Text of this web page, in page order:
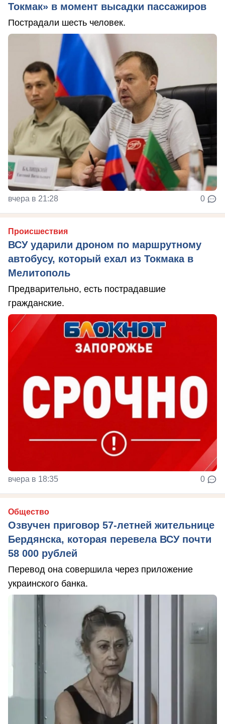
Токмак» в момент высадки пассажиров
Пострадали шесть человек.
вчера в 21:28 0
Происшествия
ВСУ ударили дроном по маршрутному
автобусу, который ехал из Токмака в
Мелитополь
Предварительно, есть пострадавшие
гражданские.
вчера в 18:35 0
Общество
Озвучен приговор 57-летней жительнице
Бердянска, которая перевела ВСУ почти
58 000 рублей
Перевод она совершила через приложение
украинского банка.